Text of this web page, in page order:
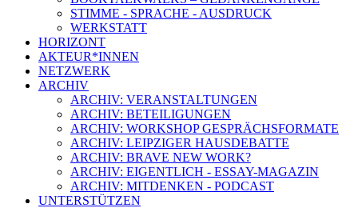
STIMME - SPRACHE - AUSDRUCK
WERKSTATT
HORIZONT
AKTEUR*INNEN
NETZWERK
ARCHIV
ARCHIV: VERANSTALTUNGEN
ARCHIV: BETEILIGUNGEN
ARCHIV: WORKSHOP GESPRÄCHSFORMATE
ARCHIV: LEIPZIGER HAUSDEBATTE
ARCHIV: BRAVE NEW WORK?
ARCHIV: EIGENTLICH - ESSAY-MAGAZIN
ARCHIV: MITDENKEN - PODCAST
UNTERSTÜTZEN